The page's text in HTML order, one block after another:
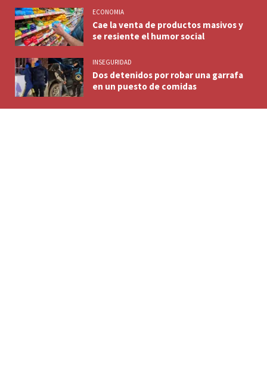
ECONOMIA
Cae la venta de productos masivos y
se resiente el humor social
INSEGURIDAD
Dos detenidos por robar una garrafa
en un puesto de comidas